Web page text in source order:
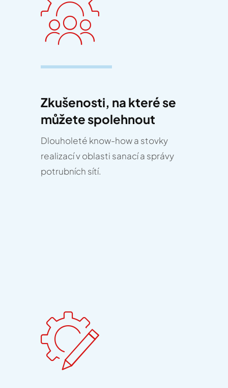
Zkušenosti, na které se
můžete spolehnout
Dlouholeté know-how a stovky
realizací v oblasti sanací a správy
potrubních sítí.